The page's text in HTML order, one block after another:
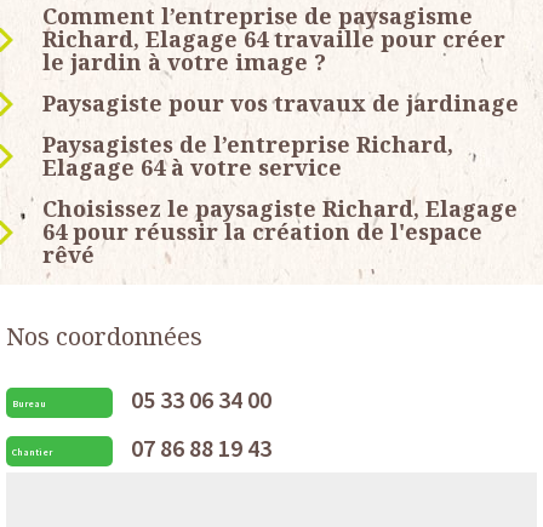
Comment l’entreprise de paysagisme
Richard, Elagage 64 travaille pour créer
le jardin à votre image ?
Paysagiste pour vos travaux de jardinage
Paysagistes de l’entreprise Richard,
Elagage 64 à votre service
Choisissez le paysagiste Richard, Elagage
64 pour réussir la création de l'espace
rêvé
Nos coordonnées
Bureau 05 33 06 34 00
Chantier 07 86 88 19 43